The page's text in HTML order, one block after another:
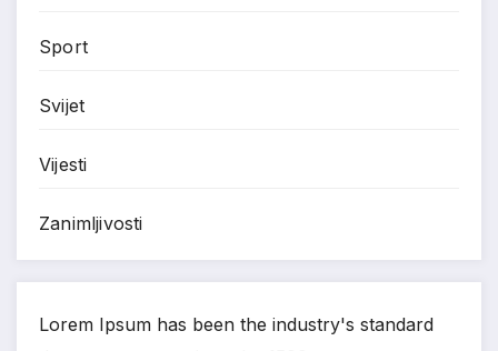
Sport
Svijet
Vijesti
Zanimljivosti
Lorem Ipsum has been the industry's standard